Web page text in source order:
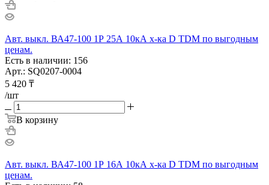
Авт. выкл. ВА47-100 1Р 25А 10кА х-ка D TDM по выгодным
ценам.
Есть в наличии: 156
Арт.: SQ0207-0004
5 420 ₸
/шт
В корзину
Авт. выкл. ВА47-100 1Р 16А 10кА х-ка D TDM по выгодным
ценам.